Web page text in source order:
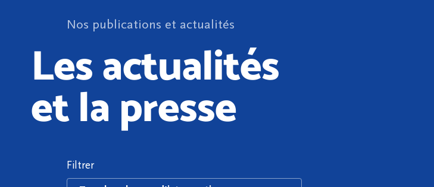
Nos publications et actualités
Les actualités
et la presse
Filtrer